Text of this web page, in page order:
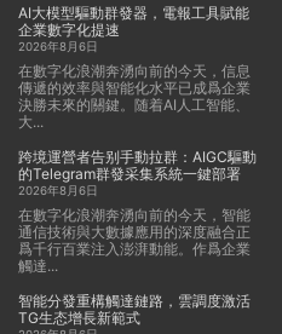
AI大模型驅動群發器，電報工具賦能
企業數字化提速
2026年8月6日
在數字化浪潮奔湧向前的今天，信息
傳遞的效率與智能化水平已成爲企業
決勝未來的關鍵。随着AI人工智能、
大...
跨境運營者告别手動拉群：AIGC驅動
的Telegram群發采集系統一鍵部署
2026年8月6日
在數字化浪潮奔湧向前的今天，智能
通信技術與大數據應用的深度融合正
爲千行百業注入澎湃動能。作爲企業
觸達...
智能分發重構觸達鏈路，雲調度激活
TG生态增長新範式